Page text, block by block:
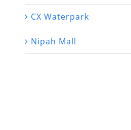
CX Waterpark
Nipah Mall